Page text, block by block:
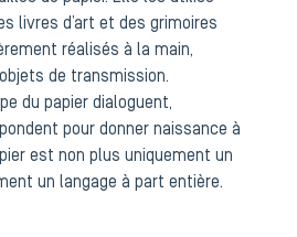
livres d’art et des grimoires
réalisés à la main,
de transmission.
du papier dialoguent,
pour donner naissance à
est non plus uniquement un
un langage à part entière.